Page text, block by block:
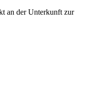
an der Unterkunft zur